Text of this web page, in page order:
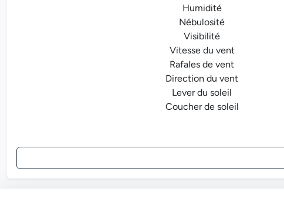
Humidité
Nébulosité
Visibilité
Vitesse du vent
Rafales de vent
Direction du vent
Lever du soleil
Coucher de soleil